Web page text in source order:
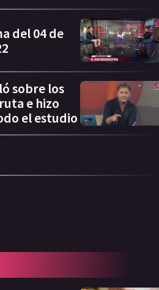
del 04 de
sobre los
e hizo
el estudio